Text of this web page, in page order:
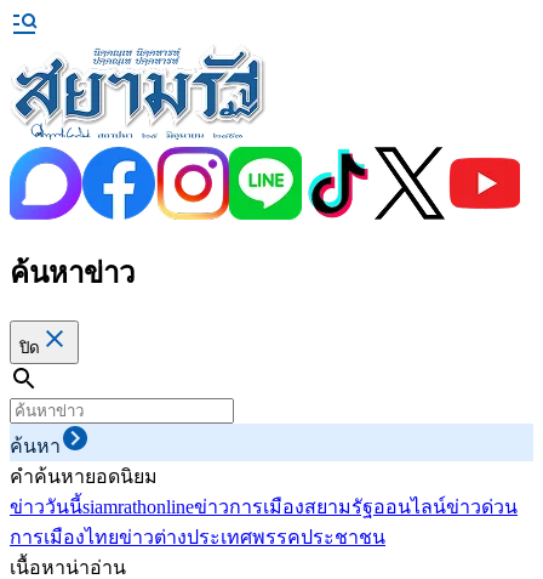
ค้นหาข่าว
ปิด
ค้นหา
คำค้นหายอดนิยม
ข่าววันนี้siamrathonlineข่าวการเมืองสยามรัฐออนไลน์ข่าวด่วน
การเมืองไทยข่าวต่างประเทศพรรคประชาชน
เนื้อหาน่าอ่าน